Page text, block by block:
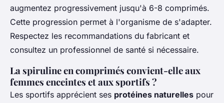
augmentez progressivement jusqu'à 6-8 comprimés.
Cette progression permet à l'organisme de s'adapter.
Respectez les recommandations du fabricant et
consultez un professionnel de santé si nécessaire.
La spiruline en comprimés convient-elle aux
femmes enceintes et aux sportifs ?
Les sportifs apprécient ses protéines naturelles pour